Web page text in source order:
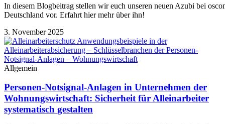
In diesem Blogbeitrag stellen wir euch unseren neuen Azubi bei
Deutschland vor. Erfahrt hier mehr über ihn!
3. November 2025
Allgemein
Personen-Notsignal-Anlagen in Unternehmen der
Wohnungswirtschaft: Sicherheit für Alleinarbeiter
systematisch gestalten